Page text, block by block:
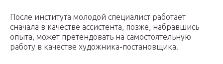
После института молодой специалист работает
сначала в качестве ассистента, позже, набравшись
опыта, может претендовать на самостоятельную
работу в качестве художника-постановщика.